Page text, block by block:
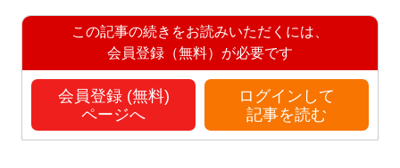
この記事の続きをお読みいただくには、
会員登録（無料）が必要です
会員登録 (無料)
ページへ
ログインして
記事を読む